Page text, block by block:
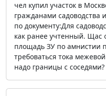
чел купил участок в
гражданами садоводства
по документу:Для
как ранее учтенный. Щас
площадь ЗУ по амнистии
требоваться тока
надо границы с соседями?